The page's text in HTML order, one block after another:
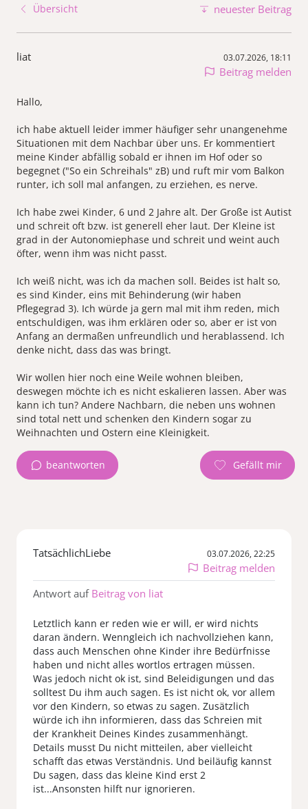
Übersicht neuester Beitrag
liat 03.07.2026, 18:11
Beitrag melden
Hallo,
ich habe aktuell leider immer häufiger sehr unangenehme
Situationen mit dem Nachbar über uns. Er kommentiert
meine Kinder abfällig sobald er ihnen im Hof oder so
begegnet ("So ein Schreihals" zB) und ruft mir vom Balkon
runter, ich soll mal anfangen, zu erziehen, es nerve.
Ich habe zwei Kinder, 6 und 2 Jahre alt. Der Große ist Autist
und schreit oft bzw. ist generell eher laut. Der Kleine ist
grad in der Autonomiephase und schreit und weint auch
öfter, wenn ihm was nicht passt.
Ich weiß nicht, was ich da machen soll. Beides ist halt so,
es sind Kinder, eins mit Behinderung (wir haben
Pflegegrad 3). Ich würde ja gern mal mit ihm reden, mich
entschuldigen, was ihm erklären oder so, aber er ist von
Anfang an dermaßen unfreundlich und herablassend. Ich
denke nicht, dass das was bringt.
Wir wollen hier noch eine Weile wohnen bleiben,
deswegen möchte ich es nicht eskalieren lassen. Aber was
kann ich tun? Andere Nachbarn, die neben uns wohnen
sind total nett und schenken den Kindern sogar zu
Weihnachten und Ostern eine Kleinigkeit.
beantworten
TatsächlichLiebe 03.07.2026, 22:25
Beitrag melden
Antwort auf Beitrag von liat
Letztlich kann er reden wie er will, er wird nichts
daran ändern. Wenngleich ich nachvollziehen kann,
dass auch Menschen ohne Kinder ihre Bedürfnisse
haben und nicht alles wortlos ertragen müssen.
Was jedoch nicht ok ist, sind Beleidigungen und das
solltest Du ihm auch sagen. Es ist nicht ok, vor allem
vor den Kindern, so etwas zu sagen. Zusätzlich
würde ich ihn informieren, dass das Schreien mit
der Krankheit Deines Kindes zusammenhängt.
Details musst Du nicht mitteilen, aber vielleicht
schafft das etwas Verständnis. Und beiläufig kannst
Du sagen, dass das kleine Kind erst 2
ist...Ansonsten hilft nur ignorieren.